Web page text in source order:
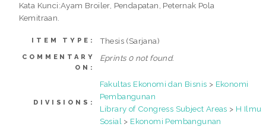
Kata Kunci:Ayam Broiler, Pendapatan, Peternak Pola
Kemitraan.
ITEM TYPE: Thesis (Sarjana)
COMMENTARY
ON:
Eprints 0 not found.
DIVISIONS:
Fakultas Ekonomi dan Bisnis > Ekonomi
Pembangunan
Library of Congress Subject Areas > H Ilmu
Sosial > Ekonomi Pembangunan